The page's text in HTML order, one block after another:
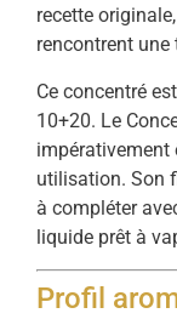
recette
rencontrent une
Ce concentré
10+20. Le
impérativement
utilisation. Son
à compléter
liquide prêt à
Profil